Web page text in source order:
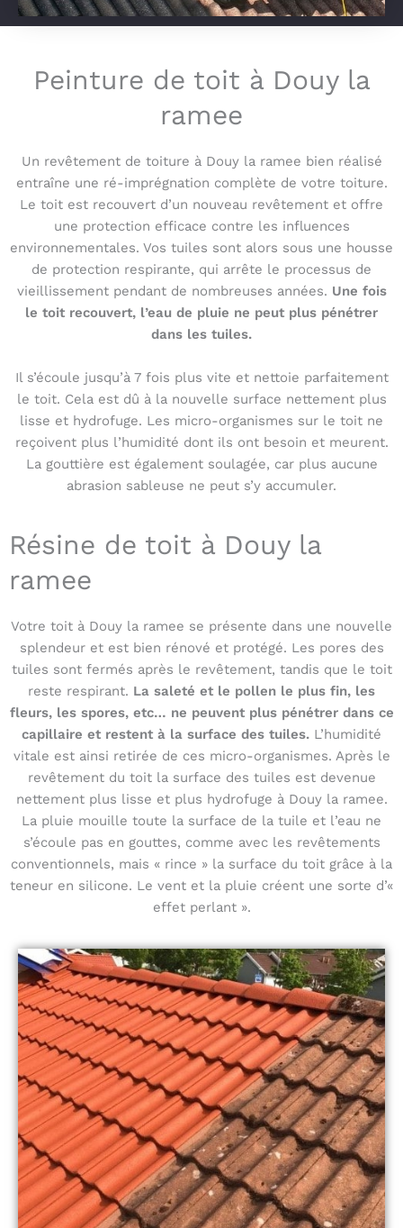
Peinture de toit à Douy la
ramee
Un revêtement de toiture à Douy la ramee bien réalisé
entraîne une ré-imprégnation complète de votre toiture.
Le toit est recouvert d’un nouveau revêtement et offre
une protection efficace contre les influences
environnementales. Vos tuiles sont alors sous une housse
de protection respirante, qui arrête le processus de
vieillissement pendant de nombreuses années. Une fois
le toit recouvert, l’eau de pluie ne peut plus pénétrer
dans les tuiles.
Il s’écoule jusqu’à 7 fois plus vite et nettoie parfaitement
le toit. Cela est dû à la nouvelle surface nettement plus
lisse et hydrofuge. Les micro-organismes sur le toit ne
reçoivent plus l’humidité dont ils ont besoin et meurent.
La gouttière est également soulagée, car plus aucune
abrasion sableuse ne peut s’y accumuler.
Résine de toit à Douy la
ramee
Votre toit à Douy la ramee se présente dans une nouvelle
splendeur et est bien rénové et protégé. Les pores des
tuiles sont fermés après le revêtement, tandis que le toit
reste respirant. La saleté et le pollen le plus fin, les
fleurs, les spores, etc… ne peuvent plus pénétrer dans ce
capillaire et restent à la surface des tuiles. L’humidité
vitale est ainsi retirée de ces micro-organismes. Après le
revêtement du toit la surface des tuiles est devenue
nettement plus lisse et plus hydrofuge à Douy la ramee.
La pluie mouille toute la surface de la tuile et l’eau ne
s’écoule pas en gouttes, comme avec les revêtements
conventionnels, mais « rince » la surface du toit grâce à la
teneur en silicone. Le vent et la pluie créent une sorte d’«
effet perlant ».